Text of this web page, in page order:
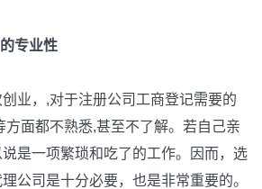
专业性
，,对于注册公司工商登记需要的
方面都不熟悉,甚至不了解。若自己亲
是一项繁琐和吃了的工作。因而，选
公司是十分必要，也是非常重要的。